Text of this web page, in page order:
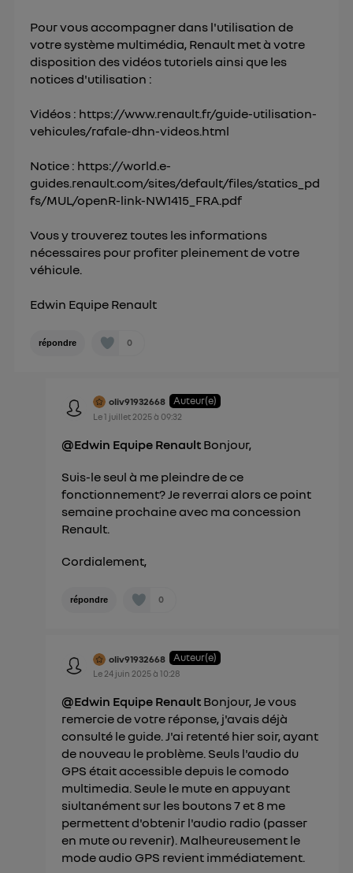
Pour vous accompagner dans l'utilisation de
votre système multimédia, Renault met à votre
disposition des vidéos tutoriels ainsi que les
notices d'utilisation :
Vidéos : https://www.renault.fr/guide-utilisation-
vehicules/rafale-dhn-videos.html
Notice : https://world.e-
guides.renault.com/sites/default/files/statics_pd
fs/MUL/openR-link-NW1415_FRA.pdf
Vous y trouverez toutes les informations
nécessaires pour profiter pleinement de votre
véhicule.
Edwin Equipe Renault
répondre 0
oliv91932668 Auteur(e)
Le1 juillet 2025à 09:32
@Edwin Equipe Renault Bonjour,
Suis-le seul à me pleindre de ce
fonctionnement? Je reverrai alors ce point
semaine prochaine avec ma concession
Renault.
Cordialement,
répondre 0
oliv91932668 Auteur(e)
Le 24 juin 2025à10:28
@Edwin Equipe Renault Bonjour, Je vous
remercie de votre réponse, j'avais déjà
consulté le guide. J'ai retenté hier soir, ayant
de nouveau le problème. Seuls l'audio du
GPS était accessible depuis le comodo
multimedia. Seule le mute en appuyant
siultanément sur les boutons 7 et 8 me
permettent d'obtenir l'audio radio (passer
en mute ou revenir). Malheureusement le
mode audio GPS revient immédiatement.